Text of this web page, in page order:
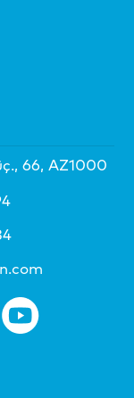
66, AZ1000